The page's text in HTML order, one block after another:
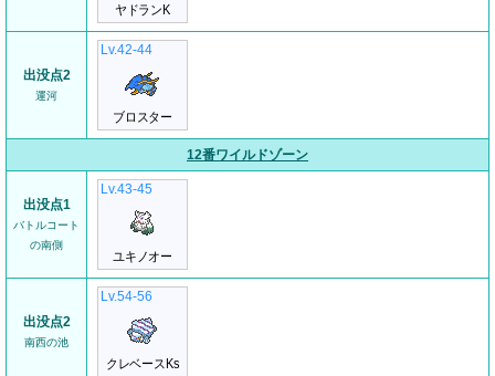
ヤドランK
出没点2
運河
Lv.42-44
ブロスター
12番ワイルドゾーン
出没点1
バトルコート
の南側
Lv.43-45
ユキノオー
出没点2
南西の池
Lv.54-56
クレベースKs